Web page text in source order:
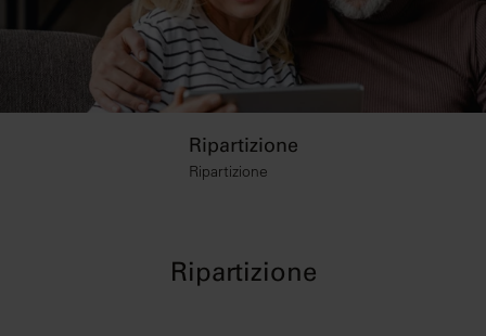
Ripartizione
Ripartizione
Ripartizione